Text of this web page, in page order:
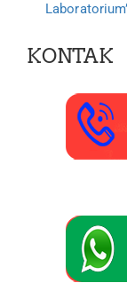
KONTAK